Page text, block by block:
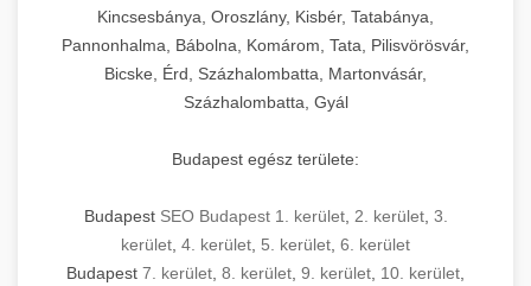
Kincsesbánya, Oroszlány, Kisbér, Tatabánya,
Pannonhalma, Bábolna, Komárom, Tata, Pilisvörösvár,
Bicske, Érd, Százhalombatta, Martonvásár,
Százhalombatta, Gyál
Budapest egész területe:
Budapest SEO Budapest 1. kerület, 2. kerület, 3.
kerület, 4. kerület, 5. kerület, 6. kerület
Budapest 7. kerület, 8. kerület, 9. kerület, 10. kerület,